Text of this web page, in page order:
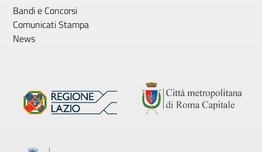
Bandi e Concorsi
Comunicati Stampa
News